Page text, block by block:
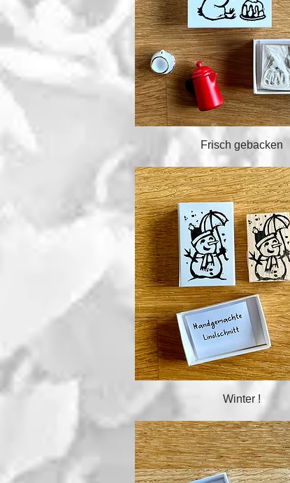
Schnellansicht
Frisch gebacken
Schnellansicht
Winter !